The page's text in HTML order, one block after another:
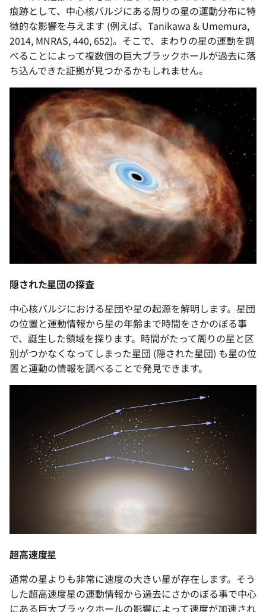
痕跡として、中心核バルジにある周りの星の運動分布に特
徴的な影響を与えます (例えば、Tanikawa & Umemura,
2014, MNRAS, 440, 652)。そこで、まわりの星の運動を調
べることによって複数個の巨大ブラックホールが過去に落
ち込んできた証拠が見つかるかもしれません。
隠された星団の探査
中心核バルジにおける星団や星の起源を解明します。星団
の位置と運動情報から星の年齢まで時間をさかのぼる事
で、誕生した領域を探ります。時間がたって周りの星と区
別がつかなくなってしまった星団 (隠された星団) も星の位
置と運動の情報を調べることで発見できます。
超高速度星
通常の星よりも非常に速度の大きい星が存在します。そう
した超高速度星の運動情報から過去にさかのぼる事で中心
にある巨大ブラックホールの影響によって速度が加速され